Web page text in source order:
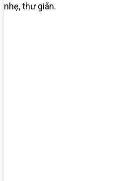
nhẹ, thư giãn.